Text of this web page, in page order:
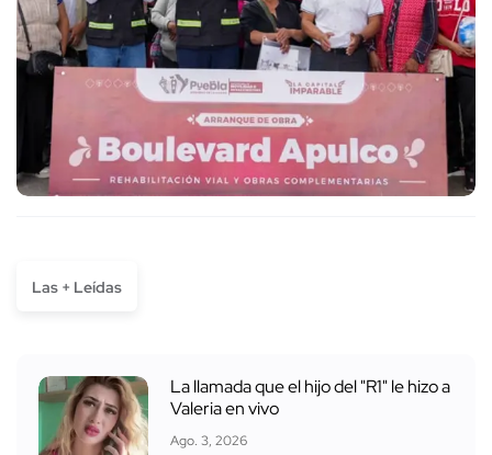
Las + Leídas
La llamada que el hijo del "R1" le hizo a
Valeria en vivo
Ago. 3, 2026